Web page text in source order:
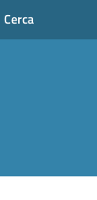
Cerca